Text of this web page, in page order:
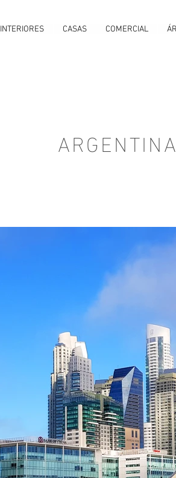
INTERIORES CASAS COMERCIAL
ARGENTINA